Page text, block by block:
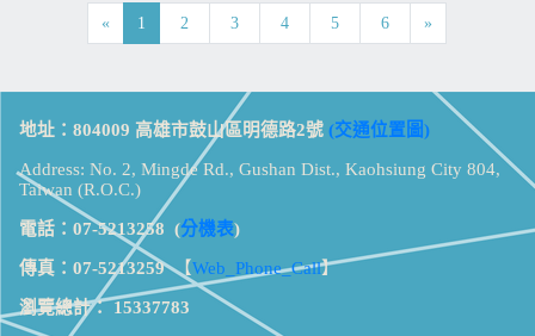
« 1 2 3 4 5 6 »
地址：804009 高雄市鼓山區明德路2號 (交通位置圖)
Address: No. 2, Mingde Rd., Gushan Dist., Kaohsiung City 804,
Taiwan (R.O.C.)
電話：07-5213258 (分機表)
傳真：07-5213259【Web_Phone_Call】
瀏覽總計： 15337783